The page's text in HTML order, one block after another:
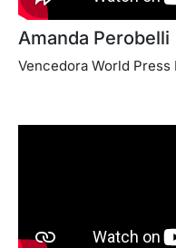
Amanda Perobelli
Vencedora World Press